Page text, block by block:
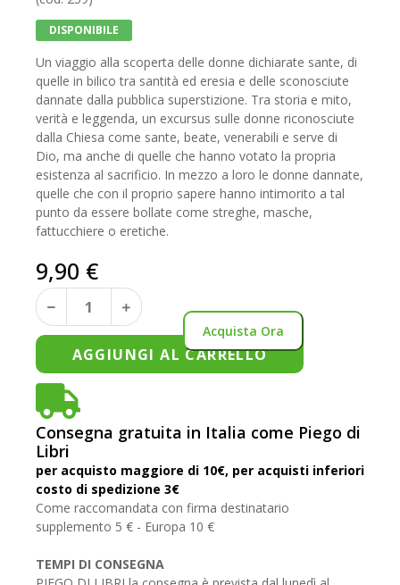
DISPONIBILE
Un viaggio alla scoperta delle donne dichiarate sante, di
quelle in bilico tra santità ed eresia e delle sconosciute
dannate dalla pubblica superstizione. Tra storia e mito,
verità e leggenda, un excursus sulle donne riconosciute
dalla Chiesa come sante, beate, venerabili e serve di
Dio, ma anche di quelle che hanno votato la propria
esistenza al sacrificio. In mezzo a loro le donne dannate,
quelle che con il proprio sapere hanno intimorito a tal
punto da essere bollate come streghe, masche,
fattucchiere o eretiche.
9,90 €
AGGIUNGI AL CARRELLO
Acquista Ora
Consegna gratuita in Italia come Piego di
Libri
per acquisto maggiore di 10€, per acquisti inferiori
costo di spedizione 3€
Come raccomandata con firma destinatario
supplemento 5 € - Europa 10 €
TEMPI DI CONSEGNA